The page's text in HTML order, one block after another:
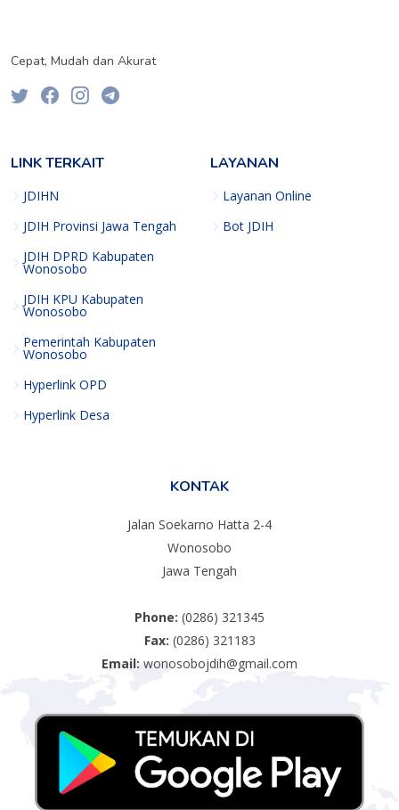
Cepat, Mudah dan Akurat
LINK TERKAIT
JDIHN
JDIH Provinsi Jawa Tengah
JDIH DPRD Kabupaten
Wonosobo
JDIH KPU Kabupaten
Wonosobo
Pemerintah Kabupaten
Wonosobo
Hyperlink OPD
Hyperlink Desa
LAYANAN
Layanan Online
Bot JDIH
KONTAK
Jalan Soekarno Hatta 2-4
Wonosobo
Jawa Tengah
Phone: (0286) 321345
Fax: (0286) 321183
Email: wonosobojdih@gmail.com